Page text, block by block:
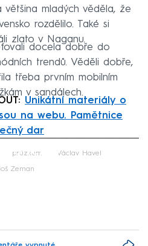
mladých věděla, že
rozdělilo. Také si
zlato v Naganu.
docela dobře do
trendů. Věděli dobře,
třeba prvním mobilním
v sandálech.
Unikátní materiály o
na webu. Pamětnice
dar
to fetch
průzkum Václav Havel
Zeman